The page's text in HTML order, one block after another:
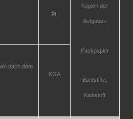
PL
Kopien der
Aufgaben
Packpapier
Buntstifte,
Klebstoff
nach dem
KGA